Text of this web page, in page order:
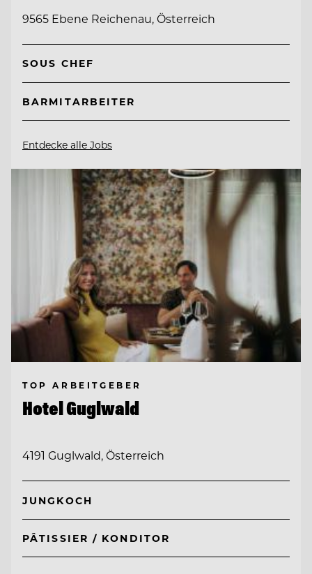
9565 Ebene Reichenau, Österreich
SOUS CHEF
BARMITARBEITER
Entdecke alle Jobs
TOP ARBEITGEBER
Hotel Guglwald
4191 Guglwald, Österreich
JUNGKOCH
PÂTISSIER / KONDITOR